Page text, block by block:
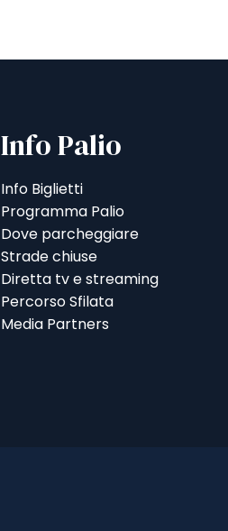
Info Palio
Info Biglietti
Programma Palio
Dove parcheggiare
Strade chiuse
Diretta tv e streaming
Percorso Sfilata
Media Partners